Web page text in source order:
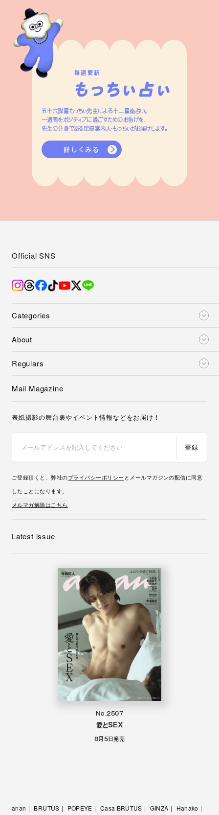
毎週更新
五十六謀星もっちぃ先生による十二星座占い。
一週間をポジティブに過ごすためのお告げを、
先生の分身である星座案内人・もっちぃがお届けします。
詳しくみる
Categories
About
Regulars
Official SNS
Mail Magazine
表紙撮影の舞台裏やイベント情報などをお届け！
登録
ご登録頂くと、弊社のプライバシーポリシー とメールマガジンの配信に同意
したことになります。
メルマガ解除はこちら
Latest issue
No.2507
愛とSEX
8月5日発売
anan BRUTUS POPEYE Casa BRUTUS GINZA
Hanako